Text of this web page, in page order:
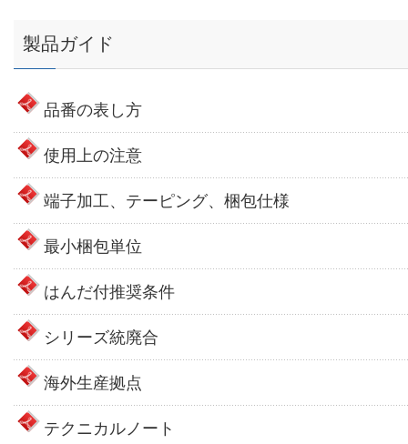
製品ガイド
品番の表し方
使用上の注意
端子加工、テーピング、梱包仕様
最小梱包単位
はんだ付推奨条件
シリーズ統廃合
海外生産拠点
テクニカルノート